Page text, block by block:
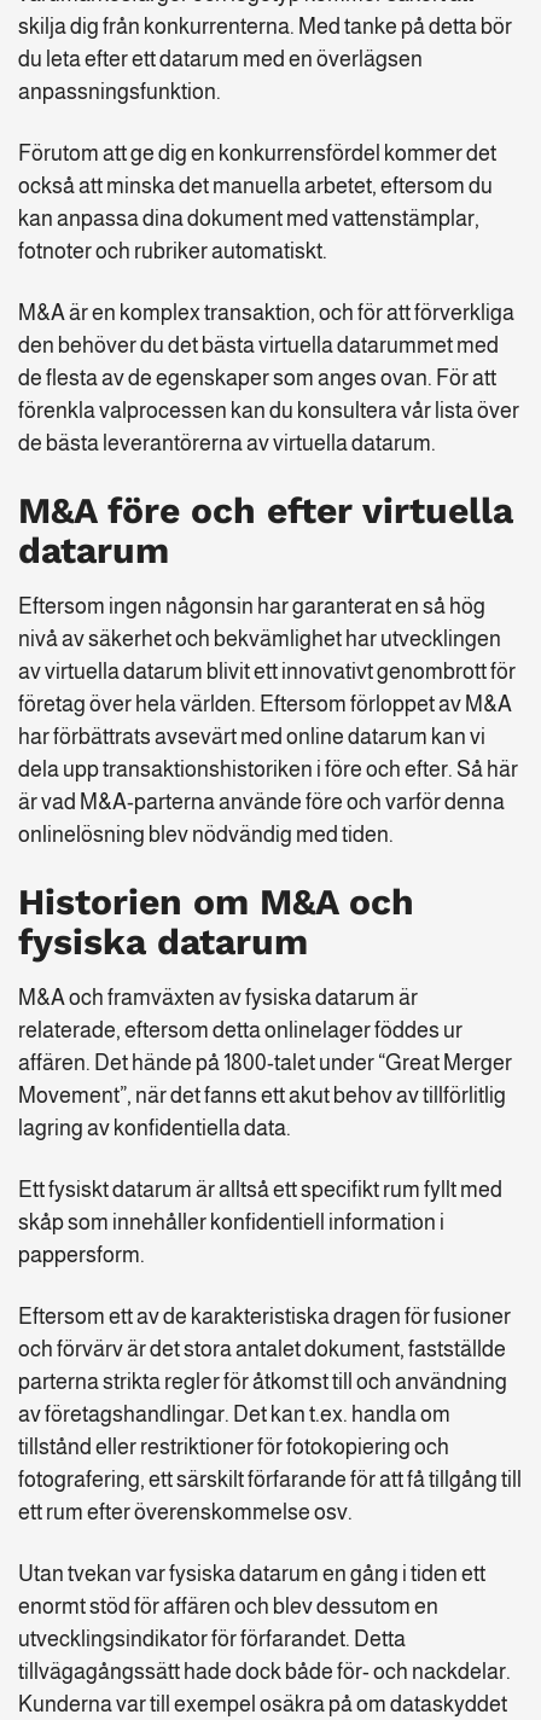
skilja dig från konkurrenterna. Med tanke på detta bör
du leta efter ett datarum med en överlägsen
anpassningsfunktion.
Förutom att ge dig en konkurrensfördel kommer det
också att minska det manuella arbetet, eftersom du
kan anpassa dina dokument med vattenstämplar,
fotnoter och rubriker automatiskt.
M&A är en komplex transaktion, och för att förverkliga
den behöver du det bästa virtuella datarummet med
de flesta av de egenskaper som anges ovan. För att
förenkla valprocessen kan du konsultera vår lista över
de bästa leverantörerna av virtuella datarum.
M&A före och efter virtuella
datarum
Eftersom ingen någonsin har garanterat en så hög
nivå av säkerhet och bekvämlighet har utvecklingen
av virtuella datarum blivit ett innovativt genombrott för
företag över hela världen. Eftersom förloppet av M&A
har förbättrats avsevärt med online datarum kan vi
dela upp transaktionshistoriken i före och efter. Så här
är vad M&A-parterna använde före och varför denna
onlinelösning blev nödvändig med tiden.
Historien om M&A och
fysiska datarum
M&A och framväxten av fysiska datarum är
relaterade, eftersom detta onlinelager föddes ur
affären. Det hände på 1800-talet under “Great Merger
Movement”, när det fanns ett akut behov av tillförlitlig
lagring av konfidentiella data.
Ett fysiskt datarum är alltså ett specifikt rum fyllt med
skåp som innehåller konfidentiell information i
pappersform.
Eftersom ett av de karakteristiska dragen för fusioner
och förvärv är det stora antalet dokument, fastställde
parterna strikta regler för åtkomst till och användning
av företagshandlingar. Det kan t.ex. handla om
tillstånd eller restriktioner för fotokopiering och
fotografering, ett särskilt förfarande för att få tillgång till
ett rum efter överenskommelse osv.
Utan tvekan var fysiska datarum en gång i tiden ett
enormt stöd för affären och blev dessutom en
utvecklingsindikator för förfarandet. Detta
tillvägagångssätt hade dock både för- och nackdelar.
Kunderna var till exempel osäkra på om dataskyddet